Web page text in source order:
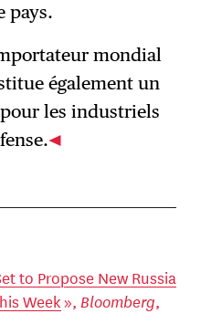
pays.
mondial
également un
les industriels
to Propose New Russia
Week», Bloomberg,